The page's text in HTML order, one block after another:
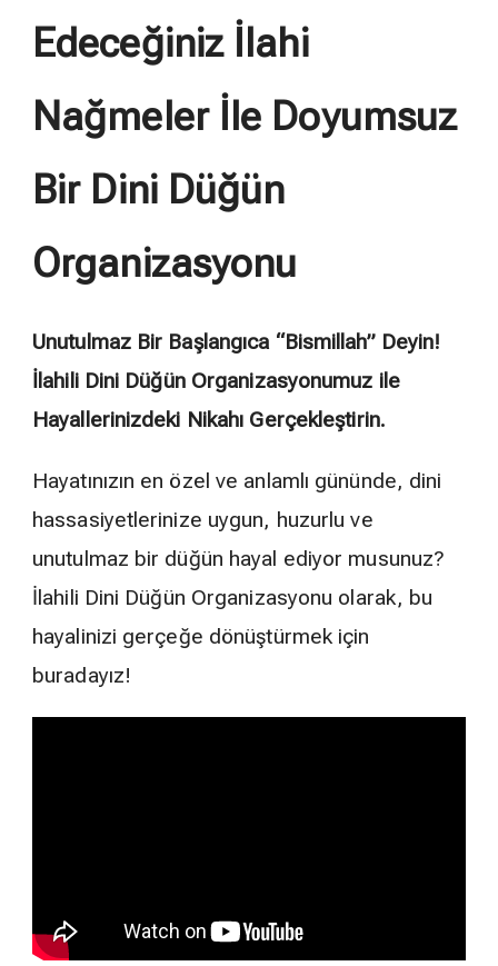
Edeceğiniz İlahi
Nağmeler İle Doyumsuz
Bir Dini Düğün
Organizasyonu
Unutulmaz Bir Başlangıca “Bismillah” Deyin!
İlahili Dini Düğün Organizasyonumuz ile
Hayallerinizdeki Nikahı Gerçekleştirin.
Hayatınızın en özel ve anlamlı gününde, dini
hassasiyetlerinize uygun, huzurlu ve
unutulmaz bir düğün hayal ediyor musunuz?
İlahili Dini Düğün Organizasyonu olarak, bu
hayalinizi gerçeğe dönüştürmek için
buradayız!